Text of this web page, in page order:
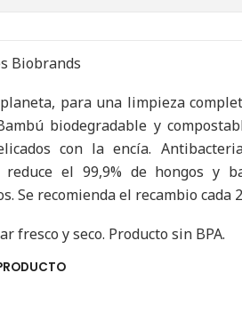
Biobrands
para una limpieza
biodegradable y
con la encía.
reduce el 99,9% de hongos y
Se recomienda el recambio cada
fresco y seco. Producto sin BPA.